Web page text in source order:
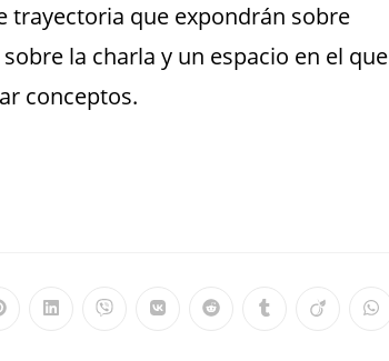
trayectoria que expondrán sobre
la charla y un espacio en el que
conceptos.